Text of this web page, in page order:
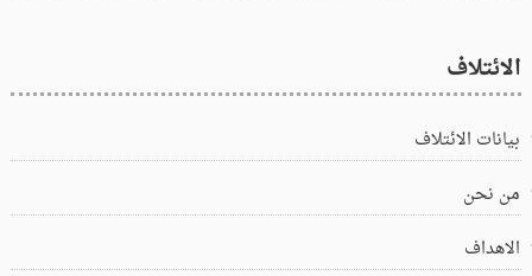
الائتلاف
بيانات الائتلاف
من نحن
الاهداف